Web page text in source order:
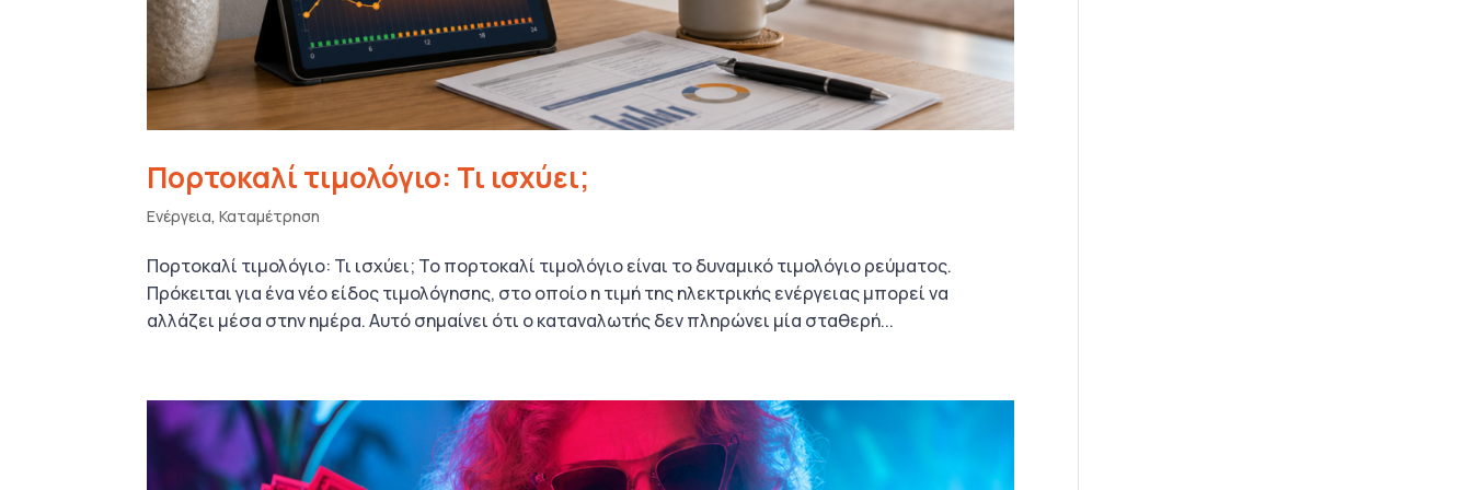
Πορτοκαλί τιμολόγιο: Τι ισχύει;
Ενέργεια,Καταμέτρηση
Πορτοκαλί τιμολόγιο: Τι ισχύει; Το πορτοκαλί τιμολόγιο είναι το δυναμικό τιμολόγιο ρεύματος.
Πρόκειται για ένα νέο είδος τιμολόγησης, στο οποίο η τιμή της ηλεκτρικής ενέργειας μπορεί να
αλλάζει μέσα στην ημέρα. Αυτό σημαίνει ότι ο καταναλωτής δεν πληρώνει μία σταθερή...